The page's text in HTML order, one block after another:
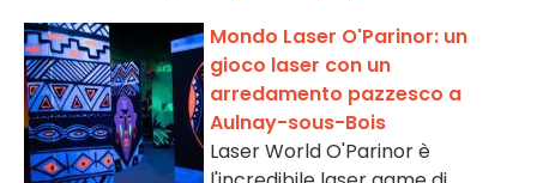
Mondo Laser O'Parinor: un
gioco laser con un
arredamento pazzesco a
Aulnay-sous-Bois
Laser World O'Parinor è